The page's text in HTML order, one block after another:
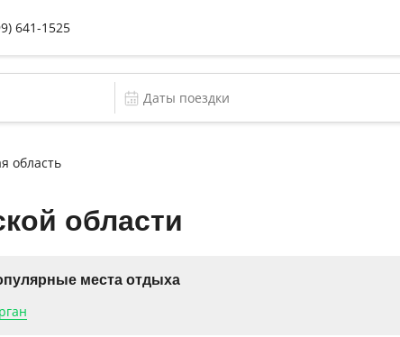
641-1525
область
области
места отдыха